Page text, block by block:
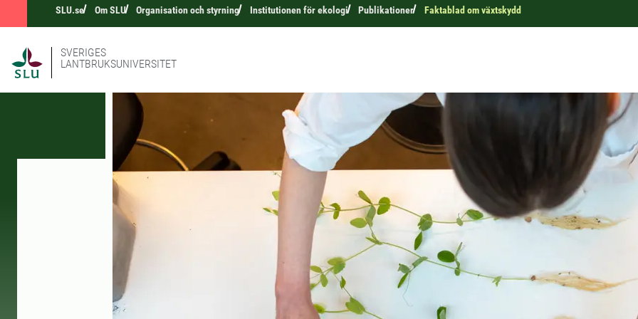
SLU.se Om SLU Organisation och styrning Institutionen för ekologi Publikationer Faktablad om växtskydd
SVERIGES
LANTBRUKSUNIVERSITET